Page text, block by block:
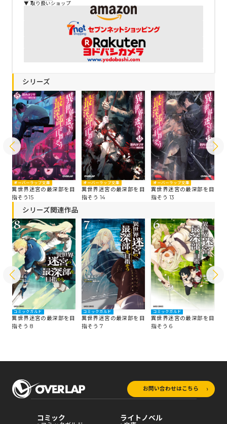
▼ 取り扱いショップ
シリーズ
オーバーラップ文庫
異世界迷宮の最深部を目
指そう15
オーバーラップ文庫
異世界迷宮の最深部を目
指そう 14
オーバーラップ文庫
異世界迷宮の最深部を目
指そう 13
シリーズ関連作品
コミックガルド
異世界迷宮の最深部を目
指そう 8
コミックガルド
異世界迷宮の最深部を目
指そう 7
コミックガルド
異世界迷宮の最深部を目
指そう 6
お問い合わせはこちら
コミック ライトノベル